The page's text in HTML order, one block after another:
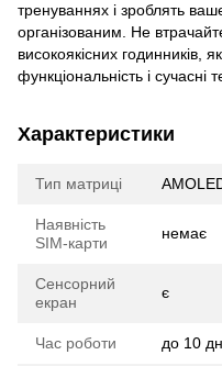
тренуваннях і зроблять
організованим. Не
високоякісних годинників,
функціональність і сучасні
Характеристики
Тип матриці
Наявність
SIM-карти
немає
Сенсорний
екран
є
Час роботи до 10